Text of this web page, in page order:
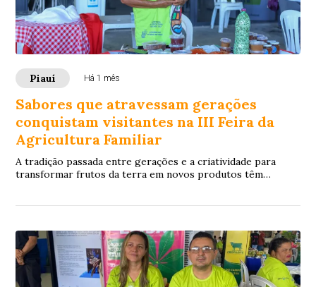
Piauí Há 1 mês
Sabores que atravessam gerações
conquistam visitantes na III Feira da
Agricultura Familiar
A tradição passada entre gerações e a criatividade para
transformar frutos da terra em novos produtos têm